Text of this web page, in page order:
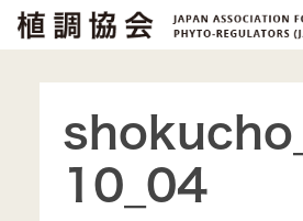
10_04